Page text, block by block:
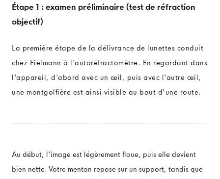
L'ŒIL
Anatomie de l'œil
Fonctionnement de l'œil
Défauts de vision
Étape 1 : examen préliminaire (test de réfraction
objectif)
La première étape de la délivrance de lunettes conduit
chez Fielmann à l'autoréfractomètre. En regardant dans
l'appareil, d'abord avec un œil, puis avec l'autre œil,
une montgolfière est ainsi visible au bout d'une route.
Au début, l'image est légèrement floue, puis elle devient
bien nette. Votre menton repose sur un support, tandis que